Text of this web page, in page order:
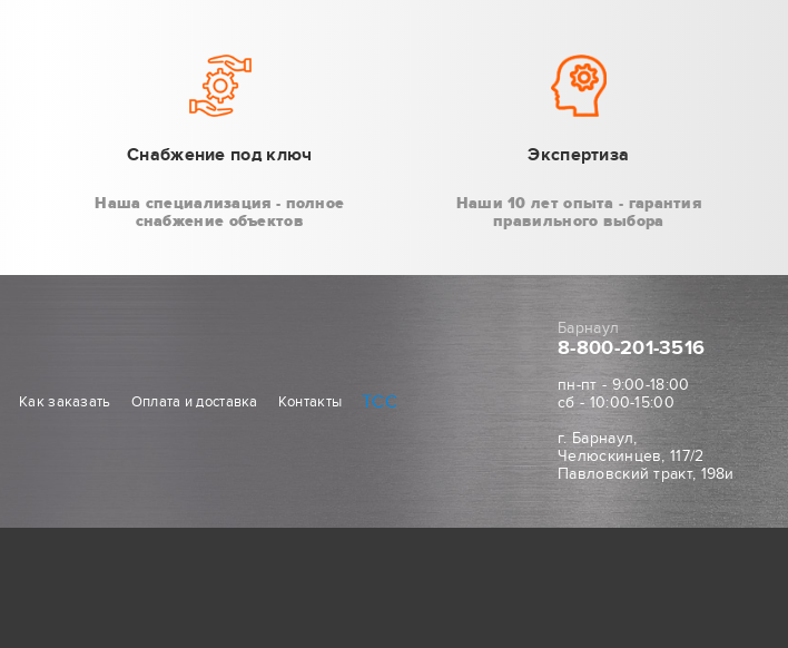
Снабжение под ключ
Наша специализация - полное
снабжение объектов
Экспертиза
Наши 10 лет опыта - гарантия
правильного выбора
Как заказать Оплата и доставка Контакты ТСС
Барнаул
8-800-201-3516
пн-пт - 9:00-18:00
сб - 10:00-15:00
г. Барнаул,
Челюскинцев, 117/2
Павловский тракт, 198и